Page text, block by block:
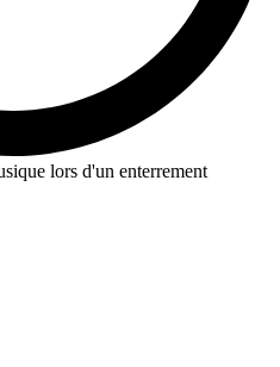
lors d'un enterrement